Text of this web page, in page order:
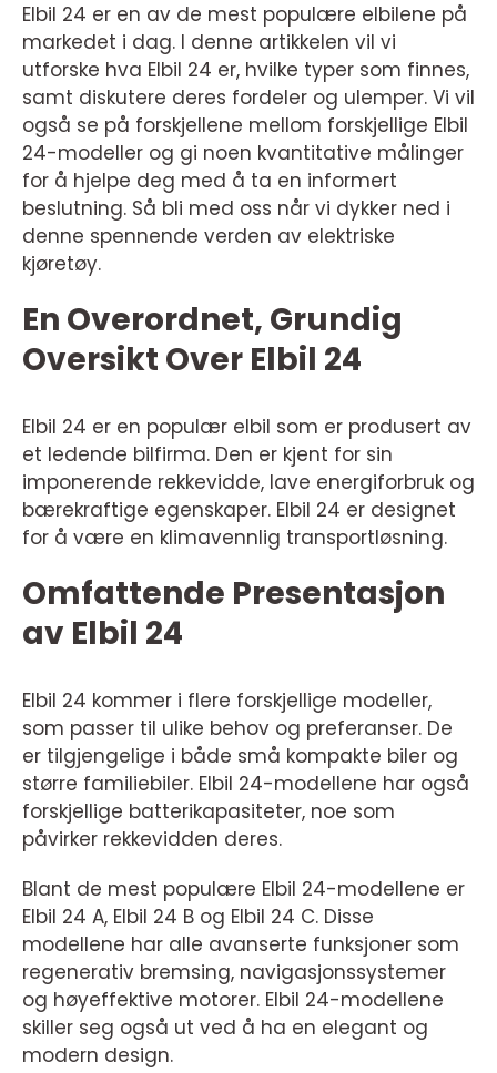
Elbil 24 er en av de mest populære elbilene på
markedet i dag. I denne artikkelen vil vi
utforske hva Elbil 24 er, hvilke typer som finnes,
samt diskutere deres fordeler og ulemper. Vi vil
også se på forskjellene mellom forskjellige Elbil
24-modeller og gi noen kvantitative målinger
for å hjelpe deg med å ta en informert
beslutning. Så bli med oss når vi dykker ned i
denne spennende verden av elektriske
kjøretøy.
En Overordnet, Grundig
Oversikt Over Elbil 24
Elbil 24 er en populær elbil som er produsert av
et ledende bilfirma. Den er kjent for sin
imponerende rekkevidde, lave energiforbruk og
bærekraftige egenskaper. Elbil 24 er designet
for å være en klimavennlig transportløsning.
Omfattende Presentasjon
av Elbil 24
Elbil 24 kommer i flere forskjellige modeller,
som passer til ulike behov og preferanser. De
er tilgjengelige i både små kompakte biler og
større familiebiler. Elbil 24-modellene har også
forskjellige batterikapasiteter, noe som
påvirker rekkevidden deres.
Blant de mest populære Elbil 24-modellene er
Elbil 24 A, Elbil 24 B og Elbil 24 C. Disse
modellene har alle avanserte funksjoner som
regenerativ bremsing, navigasjonssystemer
og høyeffektive motorer. Elbil 24-modellene
skiller seg også ut ved å ha en elegant og
modern design.